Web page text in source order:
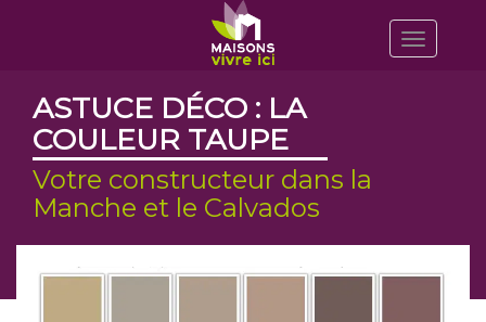
Toggle
ASTUCE DÉCO : LA
COULEUR TAUPE
Votre constructeur dans la
Manche et le Calvados